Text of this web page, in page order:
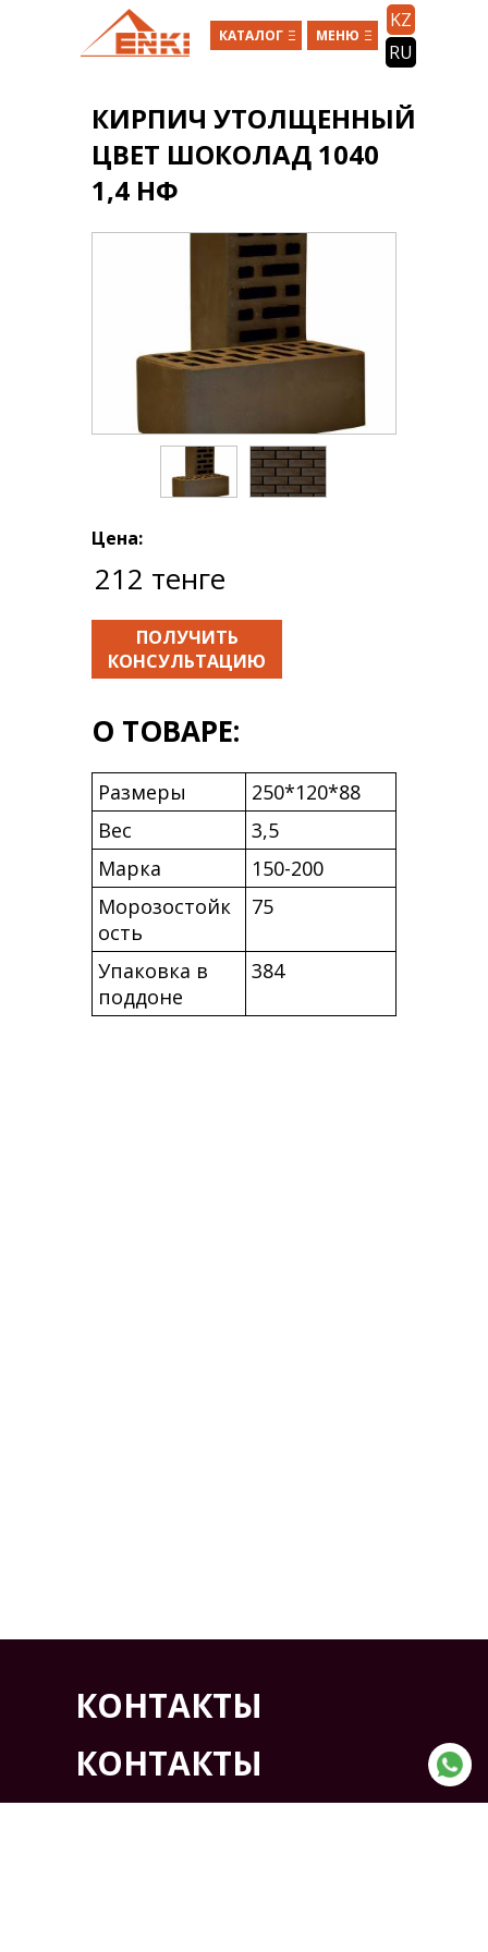
Перейти к основному содержанию
КАТАЛОГ МЕНЮ
KZ
RU
КИРПИЧ УТОЛЩЕННЫЙ
ЦВЕТ ШОКОЛАД 1040
1,4 НФ
Цена:
212 тенге
ПОЛУЧИТЬ
КОНСУЛЬТАЦИЮ
О ТОВАРЕ:
Размеры
250*120*88
Вес
3,5
Марка
150-200
Морозостойк
ость
75
Упаковка в
поддоне
384
КОНТАКТЫ
КОНТАКТЫ